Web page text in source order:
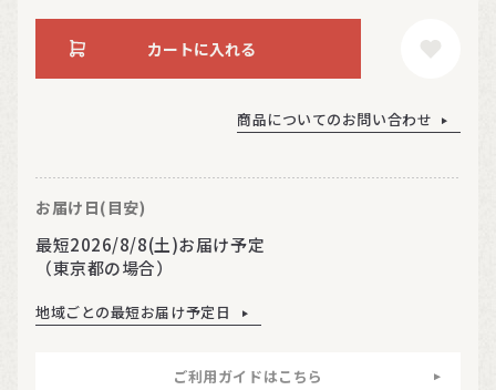
カートに入れる
商品についてのお問い合わせ
お届け日(目安)
最短2026/8/8(土)お届け予定
（東京都の場合）
地域ごとの最短お届け予定日
ご利用ガイドはこちら